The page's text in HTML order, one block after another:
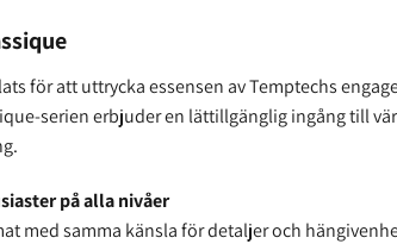
för att uttrycka essensen av Temptechs
serien erbjuder en lättillgänglig ingång till
på alla nivåer
med samma känsla för detaljer och